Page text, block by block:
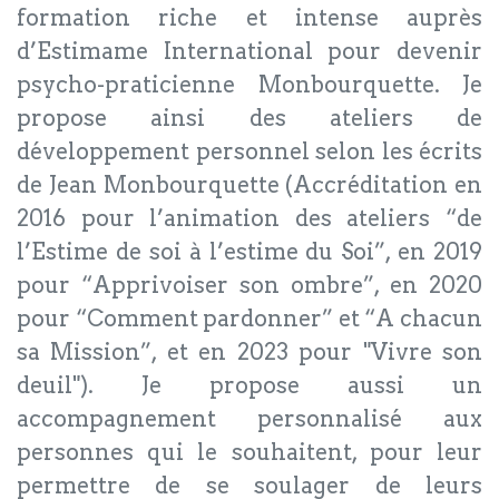
formation riche et intense auprès
d’Estimame International pour devenir
psycho-praticienne Monbourquette. Je
propose ainsi des ateliers de
développement personnel selon les écrits
de Jean Monbourquette (Accréditation en
2016 pour l’animation des ateliers “de
l’Estime de soi à l’estime du Soi”, en 2019
pour “Apprivoiser son ombre”, en 2020
pour “Comment pardonner” et “A chacun
sa Mission”, et en 2023 pour "Vivre son
deuil"). Je propose aussi un
accompagnement personnalisé aux
personnes qui le souhaitent, pour leur
permettre de se soulager de leurs